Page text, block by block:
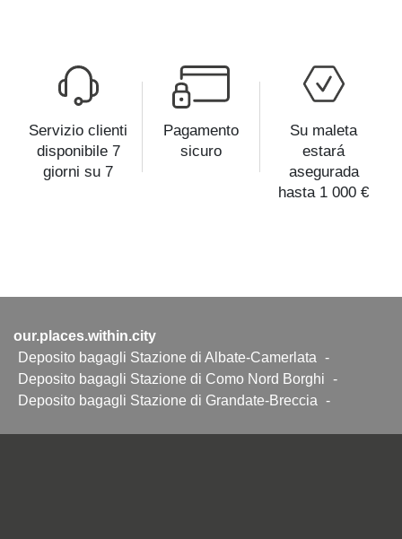
Servizio clienti
disponibile 7
giorni su 7
Pagamento
sicuro
Su maleta
estará
asegurada
hasta 1 000 €
our.places.within.city
Deposito bagagli Stazione di Albate-Camerlata
-
Deposito bagagli Stazione di Como Nord Borghi
-
Deposito bagagli Stazione di Grandate-Breccia
-